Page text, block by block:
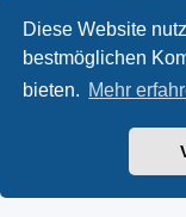
Diese Website
bestmöglichen
bieten. Mehr